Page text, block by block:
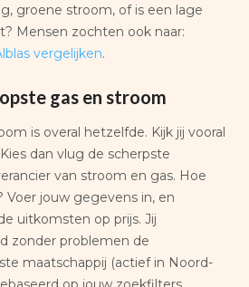
groene stroom, of is een lage
Mensen zochten ook naar:
vergelijken.
gas en stroom
is overal hetzelfde. Kijk jij vooral
dan vlug de scherpste
van stroom en gas. Hoe
Voer jouw gegevens in, en
uitkomsten op prijs. Jij
zonder problemen de
maatschappij (actief in Noord-